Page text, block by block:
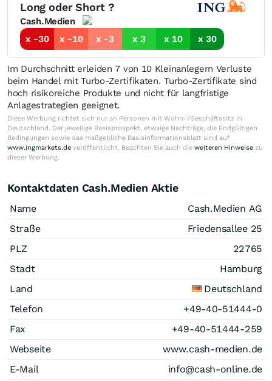
Long oder Short ?
Cash.Medien
x -30
x -10 x -3 x 3 x 10 x 30
Im Durchschnitt erleiden 7 von 10 Kleinanlegern Verluste
beim Handel mit Turbo-Zertifikaten. Turbo-Zertifikate sind
hoch risikoreiche Produkte und nicht für langfristige
Anlagestrategien geeignet.
Diese Werbung richtet sich nur an Personen mit Wohn-/Geschäftssitz in
Deutschland. Der jeweilige Basisprospekt, etwaige Nachträge, die Endgültigen
Bedingungen sowie das maßgebliche Basisinformationsblatt sind auf
www.ingmarkets.de veröffentlicht. Beachten Sie auch die weiteren Hinweise zu
dieser Werbung.
Kontaktdaten Cash.Medien Aktie
Name
Cash.Medien AG
Straße
Friedensallee 25
PLZ
22765
Stadt
Hamburg
Land
Deutschland
Telefon
+49-40-51444-0
Fax
+49-40-51444-259
Webseite
www.cash-medien.de
E-Mail
info@cash-online.de